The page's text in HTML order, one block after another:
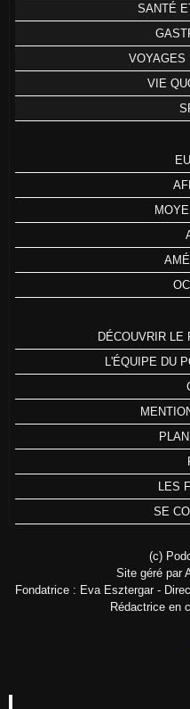
SANTÉ
VOYAGES
VIE
DÉCOUVRIR LE
L'ÉQUIPE DU
LES
SE
(c)
Site géré par
Fondatrice : Eva Esztergar -
Rédactrice en